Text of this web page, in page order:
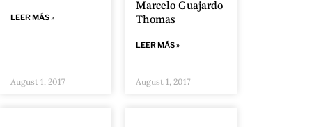
LEER MÁS »
August 1, 2017
Marcelo Guajardo
Thomas
LEER MÁS »
August 1, 2017